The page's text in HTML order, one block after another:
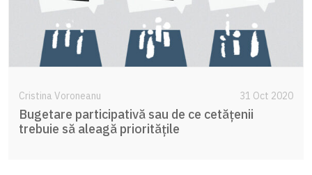
Cristina Voroneanu 31 Oct 2020
Bugetare participativă sau de ce cetățenii
trebuie să aleagă prioritățile